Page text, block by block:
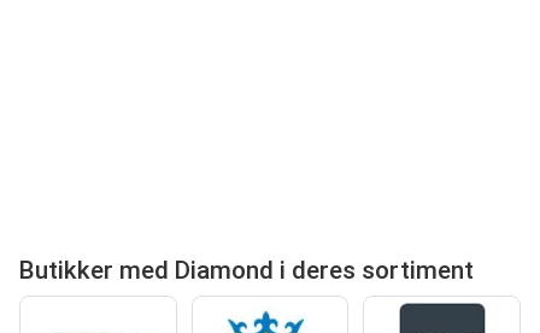
Butikker med Diamond i deres sortiment